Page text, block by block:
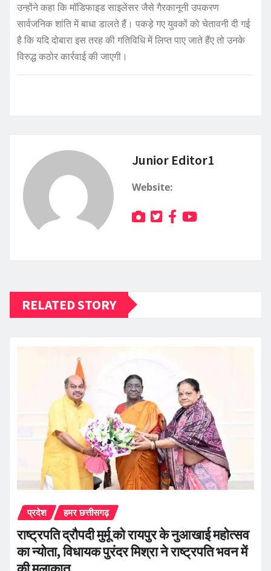
उन्होंने कहा कि मॉडिफाइड साइलेंसर जैसे गैरकानूनी उपकरण
सार्वजनिक शांति में बाधा डालते हैं। पकड़े गए युवकों को चेतावनी दी गई
है कि यदि दोबारा इस तरह की गतिविधि में लिप्त पाए जाते हैंए तो उनके
विरुद्ध कठोर कार्रवाई की जाएगी।
Junior Editor1
Website:
RELATED STORY
प्रदेश हमर छत्तीसगढ़
राष्ट्रपति द्रौपदी मुर्मू को रायपुर के नुआखाई महोत्सव
का न्योता, विधायक पुरंदर मिश्रा ने राष्ट्रपति भवन में